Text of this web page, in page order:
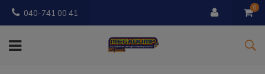
040-741 00 41
0